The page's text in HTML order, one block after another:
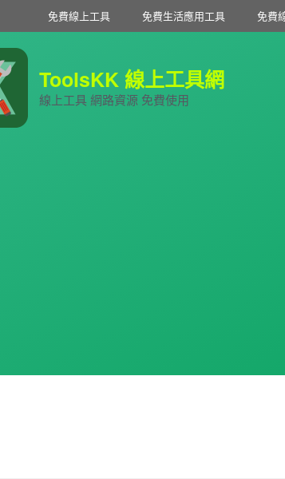
免費線上工具 免費生活應用工具 免費
ToolsKK 線上工具網
線上工具 網路資源 免費使用